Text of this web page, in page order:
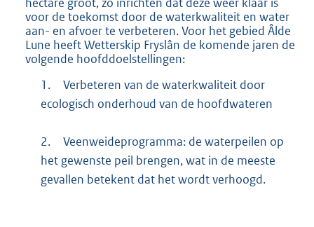
voor de toekomst door de waterkwaliteit en water
aan- en afvoer te verbeteren. Voor het gebied Âlde
Lune heeft Wetterskip Fryslân de komende jaren de
volgende hoofddoelstellingen:
1.
Verbeteren van de waterkwaliteit door
ecologisch onderhoud van de hoofdwateren
2.
Veenweideprogramma: de waterpeilen op
het gewenste peil brengen, wat in de meeste
gevallen betekent dat het wordt verhoogd.